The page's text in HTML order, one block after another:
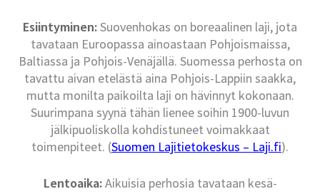
Esiintyminen:Suovenhokas on boreaalinen laji, jota
tavataan Euroopassa ainoastaan Pohjoismaissa,
Baltiassa ja Pohjois-Venäjällä. Suomessa perhosta on
tavattu aivan etelästä aina Pohjois-Lappiin saakka,
mutta monilta paikoilta laji on hävinnyt kokonaan.
Suurimpana syynä tähän lienee soihin 1900-luvun
jälkipuoliskolla kohdistuneet voimakkaat
toimenpiteet. (Suomen Lajitietokeskus – Laji.fi).
Lentoaika:Aikuisia perhosia tavataan kesä-